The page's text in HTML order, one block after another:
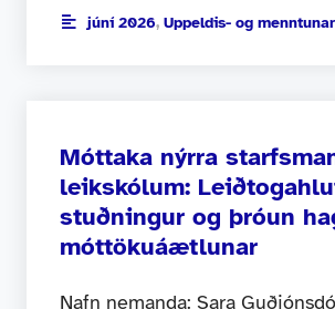
júní 2026, Uppeldis- og
Móttaka nýrra
leikskólum:
stuðningur og þróun
móttökuáætlunar
Nafn nemanda: Sara